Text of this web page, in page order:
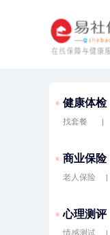
健康体检
找套餐
商业保险
老人保险
心理测评
情感测试